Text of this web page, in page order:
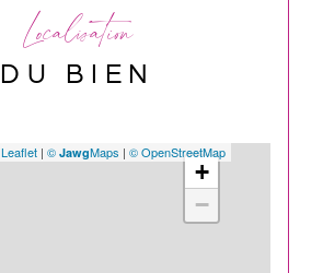
Localisation
DU BIEN
+
−
Leaflet | © JawgMaps | © OpenStreetMap